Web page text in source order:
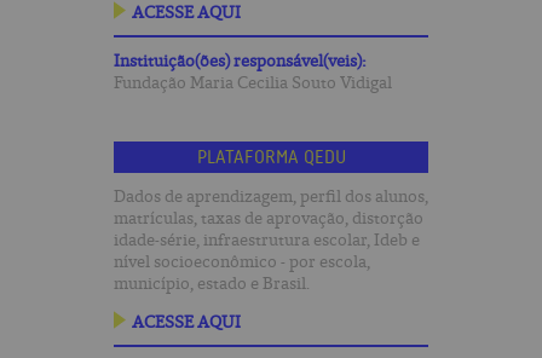
ACESSE AQUI
Instituição(ões) responsável(veis):
Fundação Maria Cecilia Souto Vidigal
PLATAFORMA QEDU
Dados de aprendizagem, perfil dos alunos,
matrículas, taxas de aprovação, distorção
idade-série, infraestrutura escolar, Ideb e
nível socioeconômico - por escola,
município, estado e Brasil.
ACESSE AQUI